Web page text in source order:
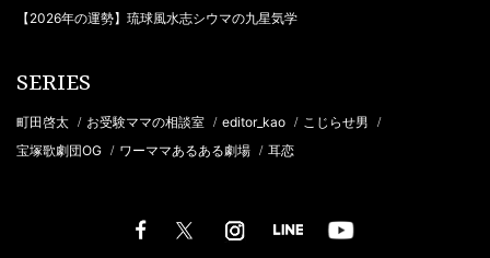
【2026年の運勢】琉球風水志シウマの九星気学
SERIES
町田啓太 / お受験ママの相談室 / editor_kao / こじらせ男 /
宝塚歌劇団OG / ワーママあるある劇場 / 耳恋